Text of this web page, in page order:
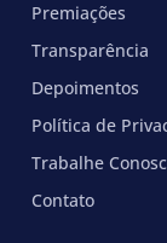
Premiações
Transparência
Depoimentos
Política de
Trabalhe
Contato